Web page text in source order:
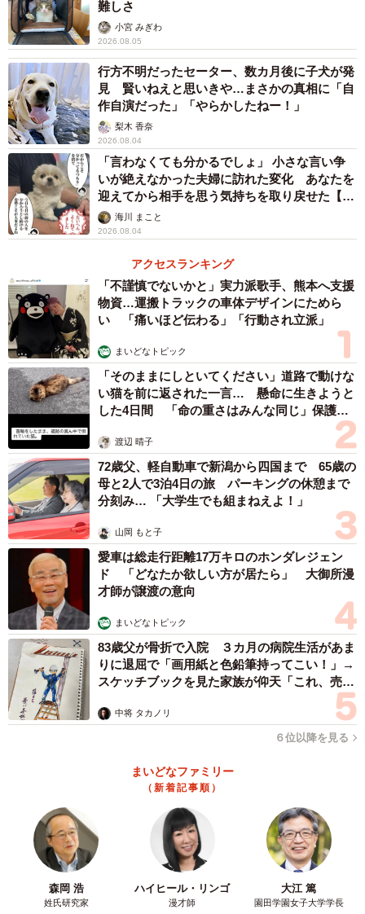
何とか指定の席についてもらい、まずは記念撮影。そして
いよいよ、ケーキを盛り付けて主役へ差し出すと――ケー
キを見るやいなや、大口を開けてパクリ。
「かわいらしくデコレーションされていたケーキは一瞬で
崩れました。そのあと食べているところを撮影している
と、ふわっとお皿からケーキが浮き上がって…丸ごと持ち
去られてしまいました（笑）」
3/10
ケーキに大興奮する楽くん（画像提供：くーさんママさん）
あのインパクト抜群の写真は、ケーキが持ち去られる直前
の瞬間。あまりの勢いに、飼い主さんもあわてて回収し、
ケーキをお皿に戻したそうです。
11歳を迎えた楽くん、変わらない愛らしさ
難しさ
小宮 みぎわ
2026.08.05
行方不明だったセーター、数カ月後に子犬が発
見 賢いねえと思いきや…まさかの真相に「自
作自演だった」「やらかしたねー！」
梨木 香奈
2026.08.04
「言わなくても分かるでしょ」 小さな言い争
いが絶えなかった夫婦に訪れた変化 あなたを
迎えてから相手を思う気持ちを取り戻せた【漫
画】海川 まこと
2026.08.04
アクセスランキング
「不謹慎でないかと」実力派歌手、熊本へ支援
物資…運搬トラックの車体デザインにためら
い 「痛いほど伝わる」「行動され立派」
まいどなトピック
「そのままにしといてください」道路で動けな
い猫を前に返された一言… 懸命に生きようと
した4日間 「命の重さはみんな同じ」保護団
渡辺 晴子
72歳父、軽自動車で新潟から四国まで 65歳の
母と2人で3泊4日の旅 パーキングの休憩まで
分刻み… 「大学生でも組まねえよ！」
山岡 もと子
愛車は総走行距離17万キロのホンダレジェン
ド 「どなたか欲しい方が居たら」 大御所漫
才師が譲渡の意向
まいどなトピック
83歳父が骨折で入院 ３カ月の病院生活があま
りに退屈で「画用紙と色鉛筆持ってこい！」→
スケッチブックを見た家族が仰天「これ、売れ
中将 タカノリ
６位以降を見る
まいどなファミリー
（新着記事順）
森岡 浩
姓氏研究家
ハイヒール・リンゴ
漫才師
大江 篤
園田学園女子大学学長